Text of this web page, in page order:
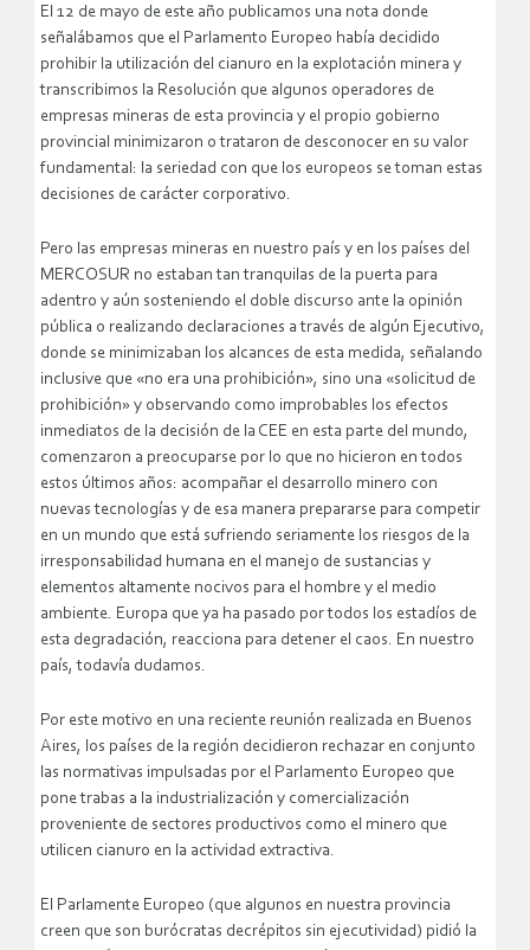
El 12 de mayo de este año publicamos una nota donde
señalábamos que el Parlamento Europeo había decidido
prohibir la utilización del cianuro en la explotación minera y
transcribimos la Resolución que algunos operadores de
empresas mineras de esta provincia y el propio gobierno
provincial minimizaron o trataron de desconocer en su valor
fundamental: la seriedad con que los europeos se toman estas
decisiones de carácter corporativo.
Pero las empresas mineras en nuestro país y en los países del
MERCOSUR no estaban tan tranquilas de la puerta para
adentro y aún sosteniendo el doble discurso ante la opinión
pública o realizando declaraciones a través de algún Ejecutivo,
donde se minimizaban los alcances de esta medida, señalando
inclusive que «no era una prohibición», sino una «solicitud de
prohibición» y observando como improbables los efectos
inmediatos de la decisión de la CEE en esta parte del mundo,
comenzaron a preocuparse por lo que no hicieron en todos
estos últimos años: acompañar el desarrollo minero con
nuevas tecnologías y de esa manera prepararse para competir
en un mundo que está sufriendo seriamente los riesgos de la
irresponsabilidad humana en el manejo de sustancias y
elementos altamente nocivos para el hombre y el medio
ambiente. Europa que ya ha pasado por todos los estadíos de
esta degradación, reacciona para detener el caos. En nuestro
país, todavía dudamos.
Por este motivo en una reciente reunión realizada en Buenos
Aires, los países de la región decidieron rechazar en conjunto
las normativas impulsadas por el Parlamento Europeo que
pone trabas a la industrialización y comercialización
proveniente de sectores productivos como el minero que
utilicen cianuro en la actividad extractiva.
El Parlamente Europeo (que algunos en nuestra provincia
creen que son burócratas decrépitos sin ejecutividad) pidió la